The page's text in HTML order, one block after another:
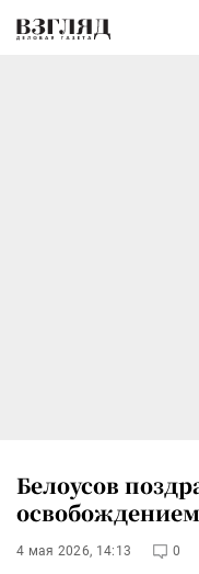
Белоусов
4 мая 2026, 14:13 0